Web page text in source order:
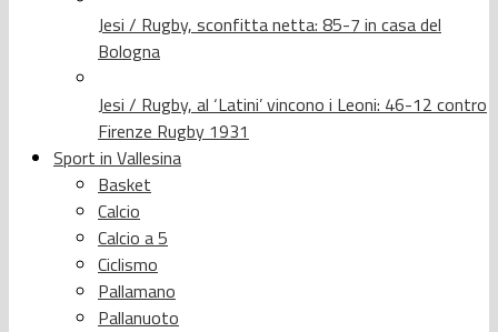
Jesi / Rugby, sconfitta netta: 85-7 in casa del
Bologna
Jesi / Rugby, al ‘Latini’ vincono i Leoni: 46-12 contro
Firenze Rugby 1931
Sport in Vallesina
Basket
Calcio
Calcio a 5
Ciclismo
Pallamano
Pallanuoto